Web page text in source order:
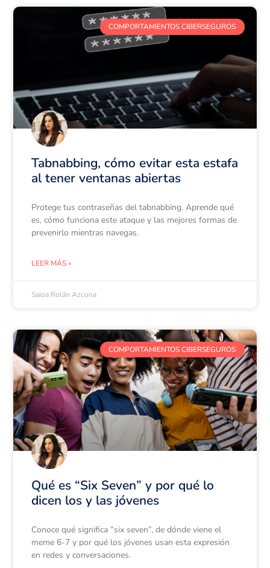
COMPORTAMIENTOS CIBERSEGUROS
Tabnabbing, cómo evitar esta estafa
al tener ventanas abiertas
Protege tus contraseñas del tabnabbing. Aprende qué
es, cómo funciona este ataque y las mejores formas de
prevenirlo mientras navegas.
LEER MÁS »
Saioa Rolán Azcona
COMPORTAMIENTOS CIBERSEGUROS
Qué es “Six Seven” y por qué lo
dicen los y las jóvenes
Conoce qué significa “six seven”, de dónde viene el
meme 6-7 y por qué los jóvenes usan esta expresión
en redes y conversaciones.